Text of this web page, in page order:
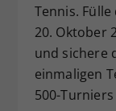
Tennis.
20. Oktober
und sichere
einmaligen
500-